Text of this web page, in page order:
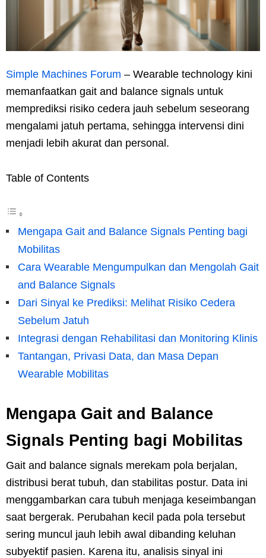
Simple Machines Forum – Wearable technology kini
memanfaatkan gait and balance signals untuk
memprediksi risiko cedera jauh sebelum seseorang
mengalami jatuh pertama, sehingga intervensi dini
menjadi lebih akurat dan personal.
Table of Contents
Mengapa Gait and Balance Signals Penting bagi
Mobilitas
Cara Wearable Mengumpulkan dan Mengolah Gait
and Balance Signals
Dari Sinyal ke Prediksi: Melihat Risiko Cedera
Sebelum Jatuh
Integrasi dengan Rehabilitasi dan Monitoring Klinis
Tantangan, Privasi Data, dan Masa Depan
Wearable Mobilitas
Mengapa Gait and Balance
Signals Penting bagi Mobilitas
Gait and balance signals merekam pola berjalan,
distribusi berat tubuh, dan stabilitas postur. Data ini
menggambarkan cara tubuh menjaga keseimbangan
saat bergerak. Perubahan kecil pada pola tersebut
sering muncul jauh lebih awal dibanding keluhan
subyektif pasien. Karena itu, analisis sinyal ini